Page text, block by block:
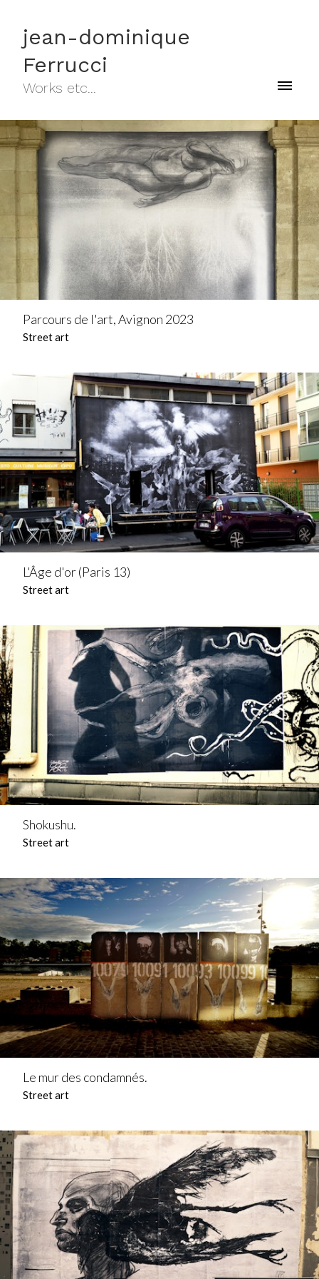
jean-dominique
Ferrucci
Works etc...
Parcours de l'art, Avignon 2023
Street art
L'Âge d'or (Paris 13)
Street art
Shokushu.
Street art
Le mur des condamnés.
Street art